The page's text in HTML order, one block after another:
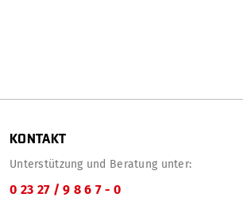
KONTAKT
Unterstützung und Beratung unter:
0 23 27 / 9 8 6 7 - 0